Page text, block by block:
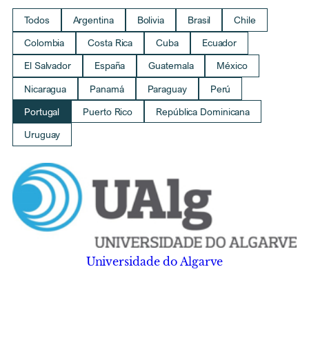
Todos Argentina Bolivia Brasil
Chile
Colombia
Costa Rica Cuba
Ecuador
El Salvador
España Guatemala
México
Nicaragua
Panamá Paraguay
Perú
Portugal
Puerto Rico
República Dominicana
Uruguay
Universidade do Algarve